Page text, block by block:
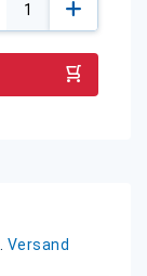
Versand